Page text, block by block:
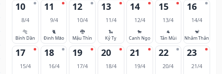
10
8/4
🐅
Bính Dần
11
9/4
🐈
Đinh Mão
12
10/4
🐉
Mậu Thìn
13
11/4
🐍
Kỷ Tỵ
14
12/4
🐎
Canh Ngọ
15
13/4
🐐
Tân Mùi
16
14/4
🐒
Nhâm Thân
17
15/4
18
16/4
19
17/4
20
18/4
21
19/4
22
20/4
23
21/4